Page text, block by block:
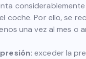
coche. Por ello, se
una vez al mes o
exceder la